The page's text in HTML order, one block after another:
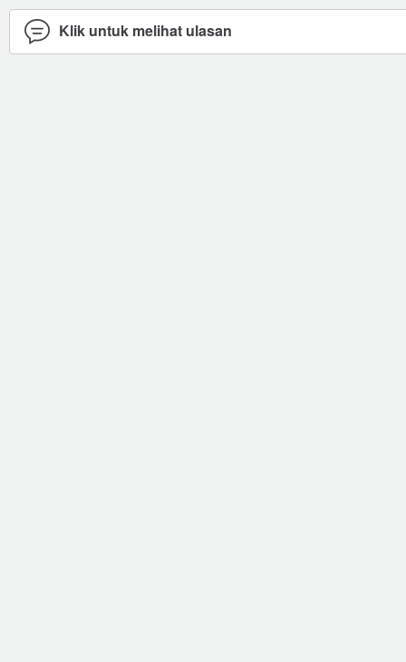
Klik untuk melihat ulasan